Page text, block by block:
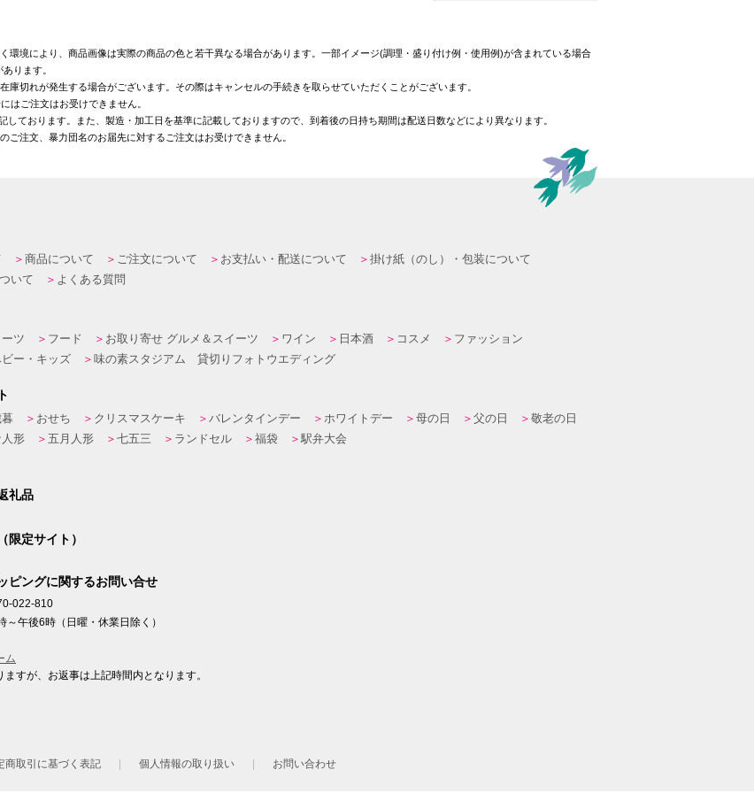
環境により、商品画像は実際の商品の色と若干異なる場合があります。一部イメージ(調理・盛り付け例・使用例)が含まれている場合
ります。
切れが発生する場合がございます。その際はキャンセルの手続きを取らせていただくことがございます。
はご注文はお受けできません。
ております。また、製造・加工日を基準に記載しておりますので、到着後の日持ち期間は配送日数などにより異なります。
注文、暴力団名のお届先に対するご注文はお受けできません。
商品について ご注文について お支払い・配送について
掛け紙（のし）・包装について
いて
よくある質問
ツ フード お取り寄せ グルメ＆スイーツ ワイン 日本酒 コスメ
ファッション
ー・キッズ 味の素スタジアム 貸切りフォトウエディング
おせち クリスマスケーキ バレンタインデー ホワイトデー 母の日 父の日
敬老の日
形 五月人形 七五三 ランドセル 福袋 駅弁大会
礼品
限定サイト）
ピングに関するお問い合せ
022-810
～午後6時（日曜・休業日除く）
ム
すが、お返事は上記時間内となります。
商取引に基づく表記 個人情報の取り扱い お問い合わせ